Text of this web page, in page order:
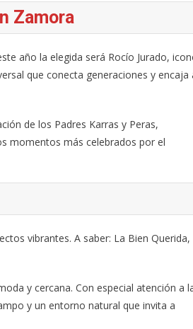
Zamora
año la elegida será Rocío Jurado,
que conecta generaciones y encaja
de los Padres Karras y Peras,
momentos más celebrados por el
vibrantes. A saber: La Bien Querida,
y cercana. Con especial atención a
y un entorno natural que invita a